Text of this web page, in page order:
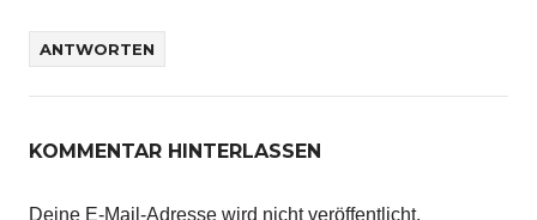
ANTWORTEN
KOMMENTAR HINTERLASSEN
Deine E-Mail-Adresse wird nicht veröffentlicht.